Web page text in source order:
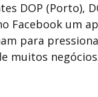
DOP (Porto),
Facebook um
para
muitos